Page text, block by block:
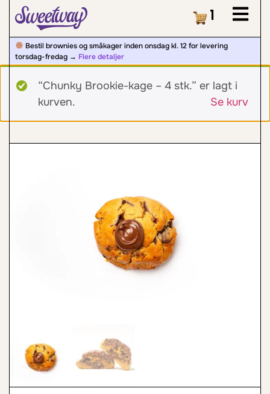
Kurv
1
Bestil brownies og småkager inden onsdag kl. 12 for levering
torsdag-fredag ​​→ Flere detaljer
“Chunky Brookie-kage – 4 stk.” er lagt i
kurven.
Se kurv